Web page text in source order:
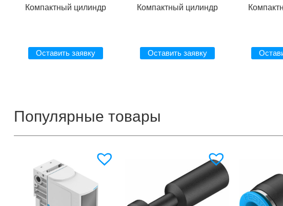
Компактный цилиндр
Оставить заявку
Компактный цилиндр
Оставить заявку
Популярные товары